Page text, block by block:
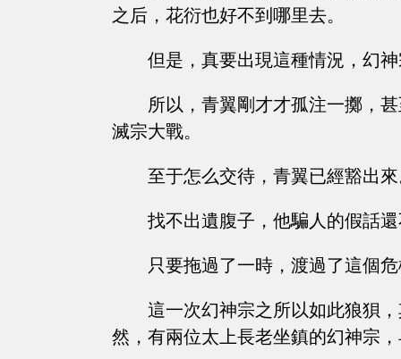
之后，花衍也好不到哪里去。
但是，真要出現這種情況，幻
所以，青翼剛才才孤注一擲，
滅宗大戰。
至于怎么交待，青翼已經豁出
找不出遺腹子，他騙人的假話
只要拖過了一時，渡過了這個
這一次幻神宗之所以如此狼狽
然，有兩位太上長老坐鎮的幻神宗